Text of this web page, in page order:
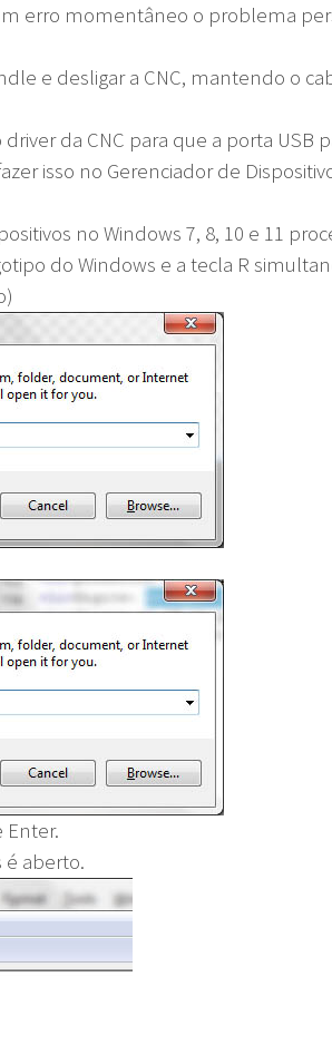
erro momentâneo o problema
e desligar a CNC, mantendo o
da CNC para que a porta USB
isso no Gerenciador de
no Windows 7, 8, 10 e 11
do Windows e a tecla R
é aberto.